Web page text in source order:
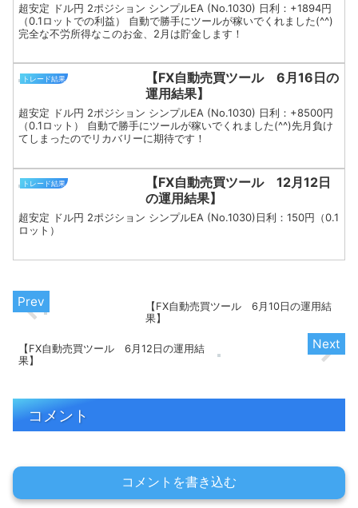
超安定 ドル円 2ポジション シンプルEA (No.1030) 日利：+1894円
（0.1ロットでの利益） 自動で勝手にツールが稼いでくれました(^^)
完全な不労所得なこのお金、2月は貯金します！
トレード結果
【FX自動売買ツール 6月16日の
運用結果】
超安定 ドル円 2ポジション シンプルEA (No.1030) 日利：+8500円
（0.1ロット） 自動で勝手にツールが稼いでくれました(^^)先月負け
てしまったのでリカバリーに期待です！
トレード結果
【FX自動売買ツール 12月12日
の運用結果】
超安定 ドル円 2ポジション シンプルEA (No.1030)日利：150円（0.1
ロット）
【FX自動売買ツール 6月10日の運用結
果】
【FX自動売買ツール 6月12日の運用結
果】
コメント
コメントを書き込む